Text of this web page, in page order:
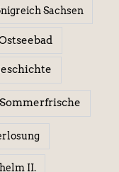
Sachsen
Sommerfrische
II.